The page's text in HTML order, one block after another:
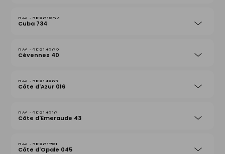
25801804
Cuba 734
25814903
Cévennes 40
25814897
Côte d'Azur 016
25814910
Côte d'Emeraude 43
25801781
Côte d'Opale 045